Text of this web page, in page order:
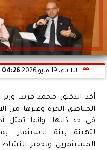
الثلاثاء، 19 مايو 2026 04:26 مـ
أكد الدكتور محمد فريد، وزير
المناطق الحرة وغيرها من
في حد ذاتها، وإنما
لتهيئة بيئة
المستثمرين وتحفيز